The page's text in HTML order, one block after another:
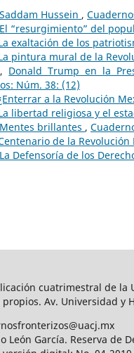
Saddam Hussein ,
El “resurgimiento” del
exaltación de los
pintura mural de la
Donald Trump en la
Núm. 38: (12)
a la Revolución
libertad religiosa y el
Mentes brillantes ,
de la Revolución
La Defensoría de los
cuatrimestral de la
Av. Universidad y
León García. Reserva de